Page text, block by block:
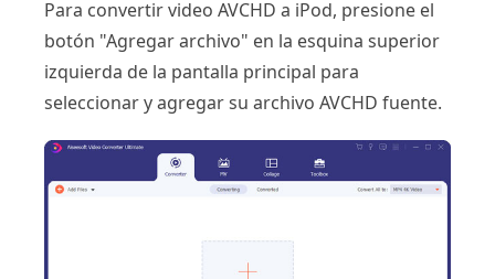
Para convertir video AVCHD a iPod, presione el
botón "Agregar archivo" en la esquina superior
izquierda de la pantalla principal para
seleccionar y agregar su archivo AVCHD fuente.